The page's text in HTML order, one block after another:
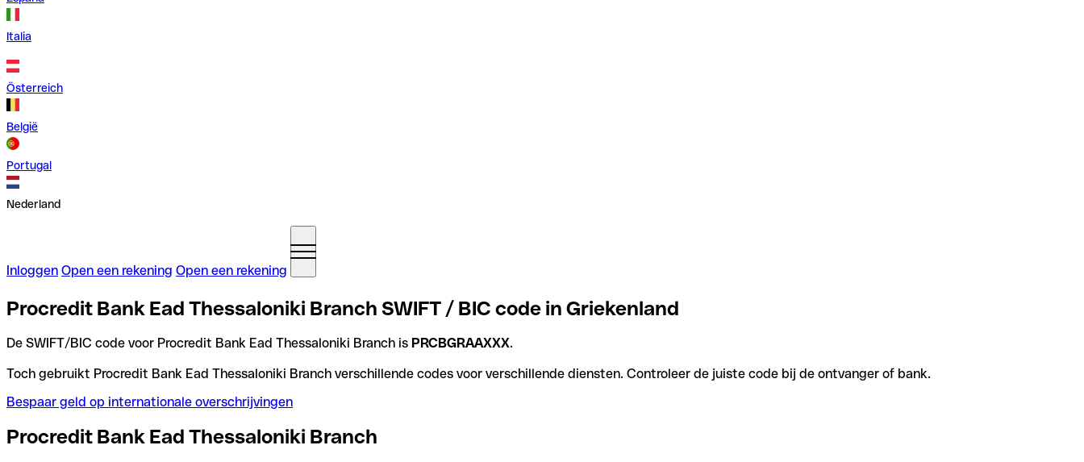
Italia
Österreich
België
Portugal
Nederland
Inloggen Open een rekening Open een rekening
Procredit Bank Ead Thessaloniki Branch SWIFT / BIC code in Griekenland
De SWIFT/BIC code voor Procredit Bank Ead Thessaloniki Branch is PRCBGRAAXXX.
Toch gebruikt Procredit Bank Ead Thessaloniki Branch verschillende codes voor verschillende diensten. Controleer de juiste code bij de ontvanger of bank.
Bespaar geld op internationale overschrijvingen
Procredit Bank Ead Thessaloniki Branch